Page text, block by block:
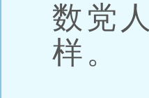
数党
样。